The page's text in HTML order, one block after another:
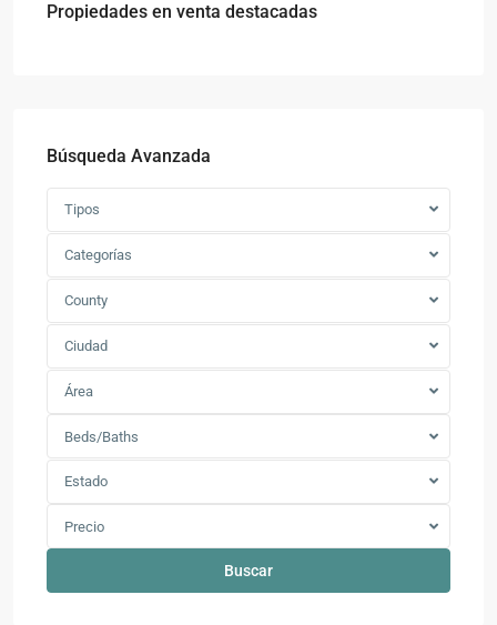
Propiedades en venta destacadas
Búsqueda Avanzada
Tipos
Categorías
County
Ciudad
Área
Beds/Baths
Estado
Precio
Buscar